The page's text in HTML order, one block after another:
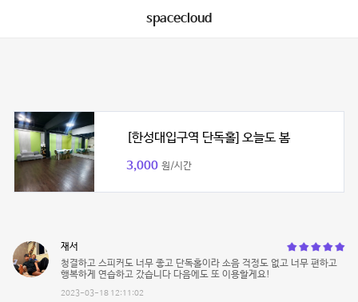
spacecloud
[한성대입구역 단독홀] 오늘도 봄
3,000 원/시간
재서
청결하고 스피커도 너무 좋고 단독홀이라 소음 걱정도 없고 너무 편하고
행복하게 연습하고 갔습니다 다음에도 또 이용할게요!
2023-03-18 12:11:02